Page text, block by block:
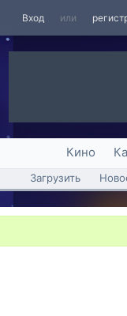
Вход или
Кино
Загрузить